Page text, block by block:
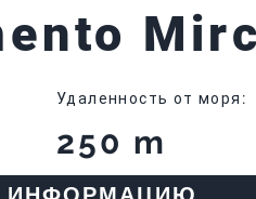
Удаленность от моря :
250 m